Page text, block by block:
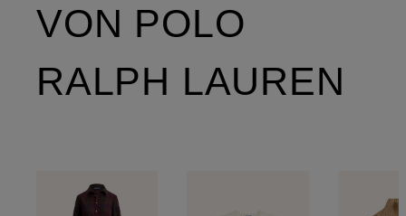
VON POLO
RALPH LAUREN